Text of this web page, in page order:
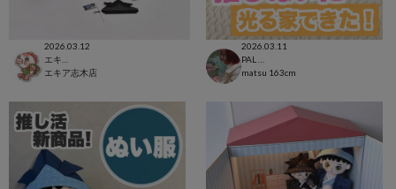
2026.03.12
エキア志木店
2026.03.11
matsu 163cm